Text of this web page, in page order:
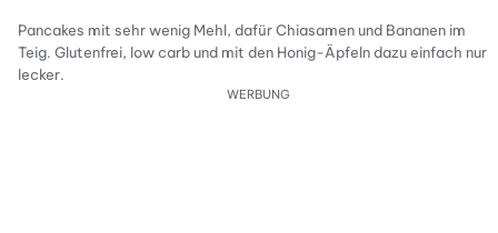
Pancakes mit sehr wenig Mehl, dafür Chiasamen und Bananen im
Teig. Glutenfrei, low carb und mit den Honig-Äpfeln dazu einfach nur
lecker.
WERBUNG